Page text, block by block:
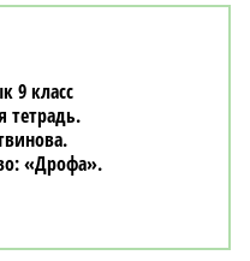
9 класс
тетрадь
«Дрофа»